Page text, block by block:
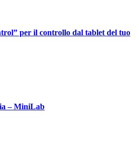
per il controllo dal tablet del tuo
– MiniLab